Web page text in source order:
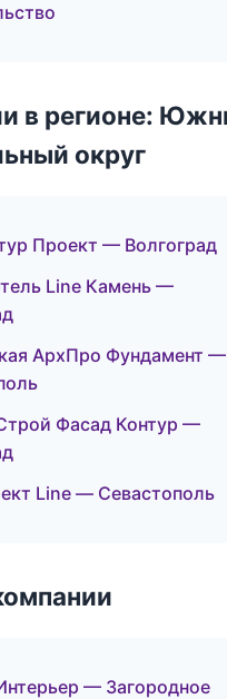
в регионе:
округ
Проект — Волгоград
Line Камень —
АрхПро Фундамент —
Фасад Контур —
Line — Севастополь
— Загородное